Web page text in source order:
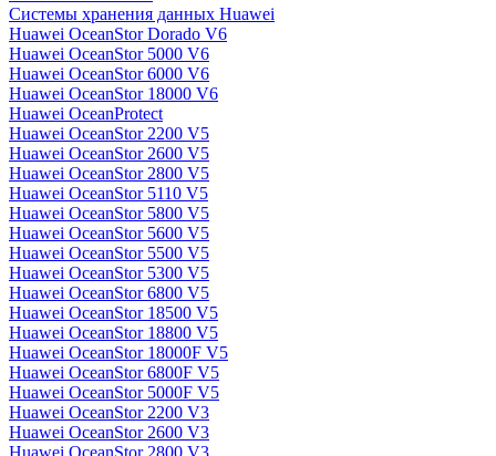
Системы хранения данных Huawei
Huawei OceanStor Dorado V6
Huawei OceanStor 5000 V6
Huawei OceanStor 6000 V6
Huawei OceanStor 18000 V6
Huawei OceanProtect
Huawei OceanStor 2200 V5
Huawei OceanStor 2600 V5
Huawei OceanStor 2800 V5
Huawei OceanStor 5110 V5
Huawei OceanStor 5800 V5
Huawei OceanStor 5600 V5
Huawei OceanStor 5500 V5
Huawei OceanStor 5300 V5
Huawei OceanStor 6800 V5
Huawei OceanStor 18500 V5
Huawei OceanStor 18800 V5
Huawei OceanStor 18000F V5
Huawei OceanStor 6800F V5
Huawei OceanStor 5000F V5
Huawei OceanStor 2200 V3
Huawei OceanStor 2600 V3
Huawei OceanStor 2800 V3